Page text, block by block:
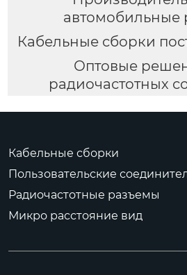
автомобильные
Кабельные сборки
Оптовые
радиочастотных
Кабельные сборки
Пользовательские
Радиочастотные разъемы
Микро расстояние вид